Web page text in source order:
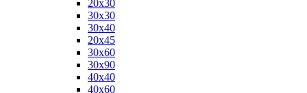
20х30
30х30
30х40
20х45
30х60
30х90
40х40
40х60